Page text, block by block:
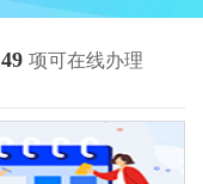
49 项可在线办理